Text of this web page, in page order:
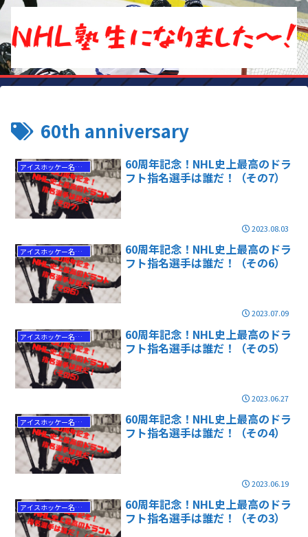
60th anniversary
アイスホッケー名選手
60周年記念！NHL史上最高のドラ
フト指名選手は誰だ！（その7）
2023.08.03
アイスホッケー名選手
60周年記念！NHL史上最高のドラ
フト指名選手は誰だ！（その6）
2023.07.09
アイスホッケー名選手
60周年記念！NHL史上最高のドラ
フト指名選手は誰だ！（その5）
2023.06.27
アイスホッケー名選手
60周年記念！NHL史上最高のドラ
フト指名選手は誰だ！（その4）
2023.06.19
アイスホッケー名選手
60周年記念！NHL史上最高のドラ
フト指名選手は誰だ！（その3）